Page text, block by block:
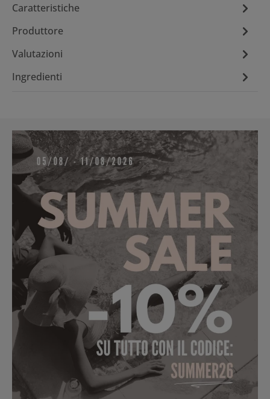
Caratteristiche
Produttore
Valutazioni
Ingredienti